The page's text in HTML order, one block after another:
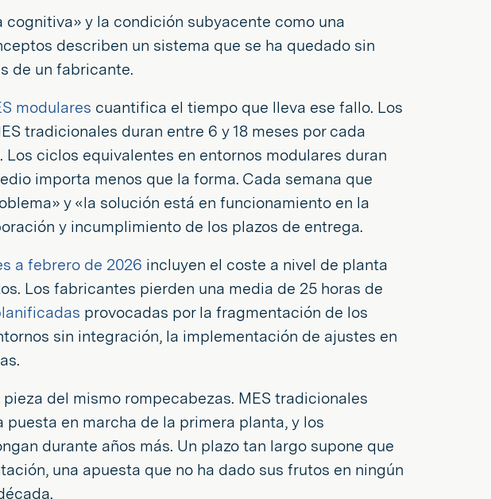
y la condición subyacente como una
describen un sistema que se ha quedado sin
de un fabricante.
modulares cuantifica el tiempo que lleva ese fallo. Los
tradicionales duran entre 6 y 18 meses por cada
ciclos equivalentes en entornos modulares duran
importa menos que la forma. Cada semana que
y «la solución está en funcionamiento en la
y incumplimiento de los plazos de entrega.
a febrero de 2026 incluyen el coste a nivel de planta
Los fabricantes pierden una media de 25 horas de
provocadas por la fragmentación de los
sin integración, la implementación de ajustes en
del mismo rompecabezas. MES tradicionales
puesta en marcha de la primera planta, y los
durante años más. Un plazo tan largo supone que
una apuesta que no ha dado sus frutos en ningún